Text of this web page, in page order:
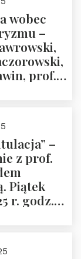
– 4
r.
wobec
–
prof.
–
z prof.
Piątek
r. godz.